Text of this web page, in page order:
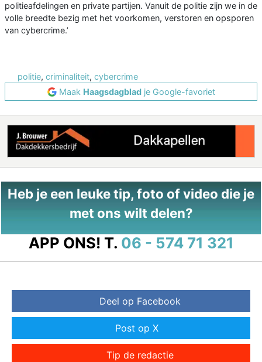
politieafdelingen en private partijen. Vanuit de politie zijn we in de
volle breedte bezig met het voorkomen, verstoren en opsporen
van cybercrime.’
politie, criminaliteit, cybercrime
Maak Haagsdagbladje Google-favoriet
Heb je een leuke tip, foto of video die je
met ons wilt delen?
APP ONS! T. 06 - 574 71 321
Deel op Facebook
Post op X
Tip de redactie